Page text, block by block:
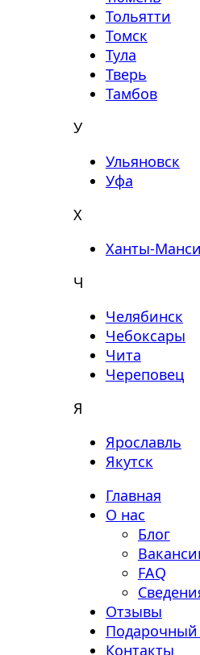
Тольятти
Томск
Тула
Тверь
Тамбов
У
Ульяновск
Уфа
Х
Ханты-
Ч
Челябинск
Чебоксары
Чита
Череповец
Я
Ярославль
Якутск
Главная
О нас
Блог
FAQ
Отзывы
Подарочный
Контакты